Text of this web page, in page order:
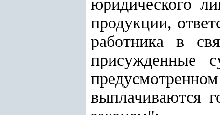
юридического
продукции,
работника в
присужденные
выплачиваются